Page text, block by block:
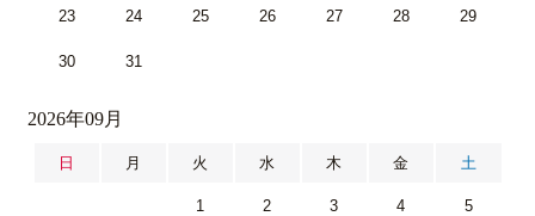
23 24 25 26 27 28 29
30 31
2026年09月
日 月 火 水 木 金 土
1 2 3 4 5